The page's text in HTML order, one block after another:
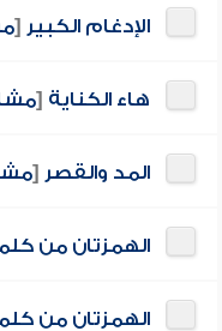
الإدغام الكبير [
هاء الكناية [
المد والقصر [
الهمزتان من
الهمزتان من